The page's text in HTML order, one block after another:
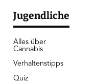
Jugendliche
Alles über
Cannabis
Verhaltenstipps
Quiz